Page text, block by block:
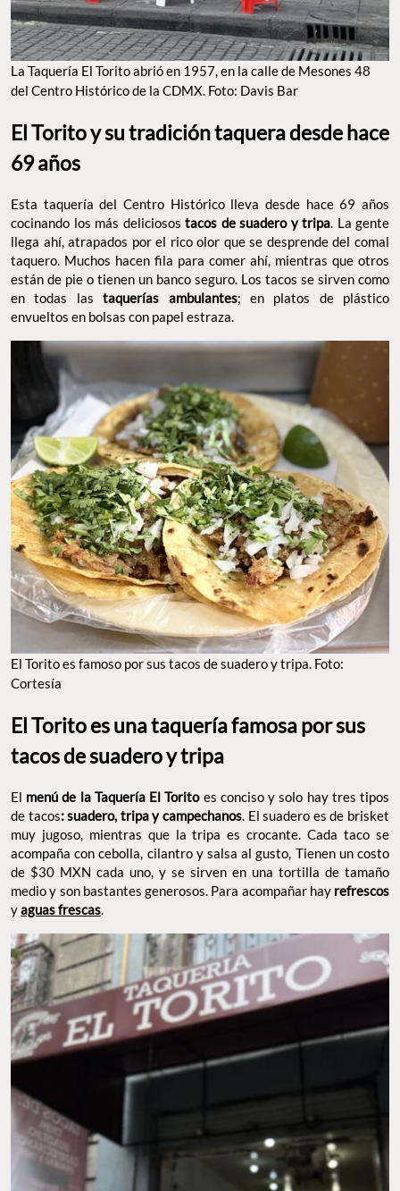
La Taquería El Torito abrió en 1957, en la calle de Mesones 48
del Centro Histórico de la CDMX. Foto: Davis Bar
El Torito y su tradición taquera desde hace
69 años
Esta taquería del Centro Histórico lleva desde hace 69 años
cocinando los más deliciosos tacos de suadero y tripa. La gente
llega ahí, atrapados por el rico olor que se desprende del comal
taquero. Muchos hacen fila para comer ahí, mientras que otros
están de pie o tienen un banco seguro. Los tacos se sirven como
en todas lastaquerías ambulantes; en platos de plástico
envueltos en bolsas con papel estraza.
El Torito es famoso por sus tacos de suadero y tripa. Foto:
Cortesía
El Torito es una taquería famosa por sus
tacos de suadero y tripa
El menú de la Taquería El Toritoes conciso y solo hay tres tipos
de tacos: suadero, tripa y campechanos. El suadero es de brisket
muy jugoso, mientras que la tripa es crocante. Cada taco se
acompaña con cebolla, cilantro y salsa al gusto, Tienen un costo
de $30 MXN cada uno, y se sirven en una tortilla de tamaño
medio y son bastantes generosos. Para acompañar hay refrescos
yaguas frescas.